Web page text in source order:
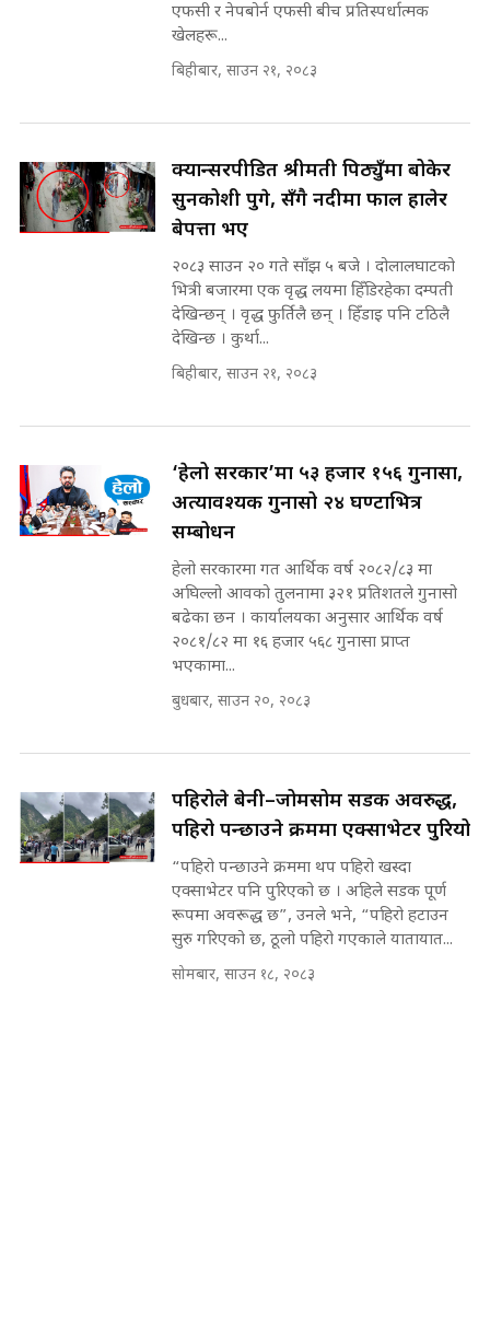
एफसी र नेपबोर्न एफसी बीच प्रतिस्पर्धात्मक
खेलहरू...
बिहीबार, साउन २१, २०८३
क्यान्सरपीडित श्रीमती पिठ्युँमा बोकेर
सुनकोशी पुगे, सँगै नदीमा फाल हालेर
बेपत्ता भए
२०८३ साउन २० गते साँझ ५ बजे । दोलालघाटको
भित्री बजारमा एक वृद्ध लयमा हिँडिरहेका दम्पती
देखिन्छन् । वृद्ध फुर्तिलै छन् । हिँडाइ पनि टठिलै
देखिन्छ । कुर्था...
बिहीबार, साउन २१, २०८३
‘हेलो सरकार’मा ५३ हजार १५६ गुनासा,
अत्यावश्यक गुनासो २४ घण्टाभित्र
सम्बोधन
हेलो सरकारमा गत आर्थिक वर्ष २०८२/८३ मा
अघिल्लो आवको तुलनामा ३२१ प्रतिशतले गुनासो
बढेका छन । कार्यालयका अनुसार आर्थिक वर्ष
२०८१/८२ मा १६ हजार ५६८ गुनासा प्राप्त
भएकामा...
बुधबार, साउन २०, २०८३
पहिरोले बेनी–जोमसोम सडक अवरुद्ध,
पहिरो पन्छाउने क्रममा एक्साभेटर पुरियो
“पहिरो पन्छाउने क्रममा थप पहिरो खस्दा
एक्साभेटर पनि पुरिएको छ । अहिले सडक पूर्ण
रूपमा अवरूद्ध छ”, उनले भने, “पहिरो हटाउन
सुरु गरिएको छ, ठूलो पहिरो गएकाले यातायात...
सोमबार, साउन १८, २०८३